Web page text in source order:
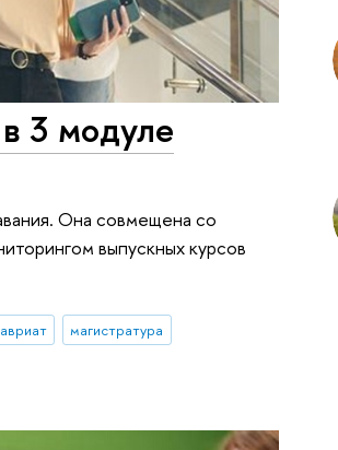
3 модуле
Она совмещена со
выпускных курсов
магистратура